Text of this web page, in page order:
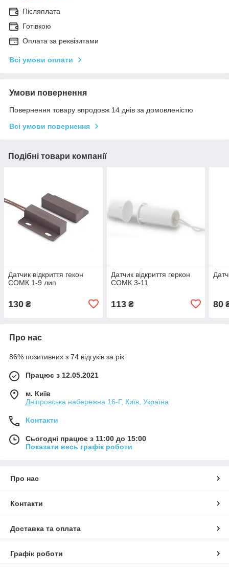
Післяплата
Готівкою
Оплата за реквізитами
Всі умови оплати
Умови повернення
Повернення товару впродовж 14 днів за домовленістю
Всі умови повернення
Подібні товари компанії
Датчик відкриття гекон
СОМК 1-9 лип
130 ₴
Датчик відкриття геркон
СОМК 3-11
113₴ 80
Про нас
86% позитивних з 74 відгуків за рік
Працює з 12.05.2021
м. Київ
Дніпровська набережна 16-Г, Київ, Україна
Контакти
Сьогодні працює з 11:00 до 15:00
Показати весь графік роботи
Про нас
Контакти
Доставка та оплата
Графік роботи